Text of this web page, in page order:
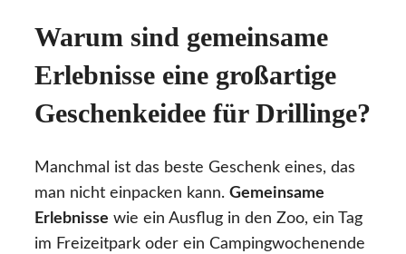
Warum sind gemeinsame
Erlebnisse eine großartige
Geschenkeidee für Drillinge?
Manchmal ist das beste Geschenk eines, das
man nicht einpacken kann. Gemeinsame
Erlebnisse wie ein Ausflug in den Zoo, ein Tag
im Freizeitpark oder ein Campingwochenende